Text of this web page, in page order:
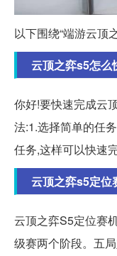
以下围绕“端游云顶
云顶之弈s5怎么
你好!要快速完成云
法:1.选择简单的任
任务,这样可以快速
云顶之弈s5定位
云顶之弈S5定位赛
级赛两个阶段。五